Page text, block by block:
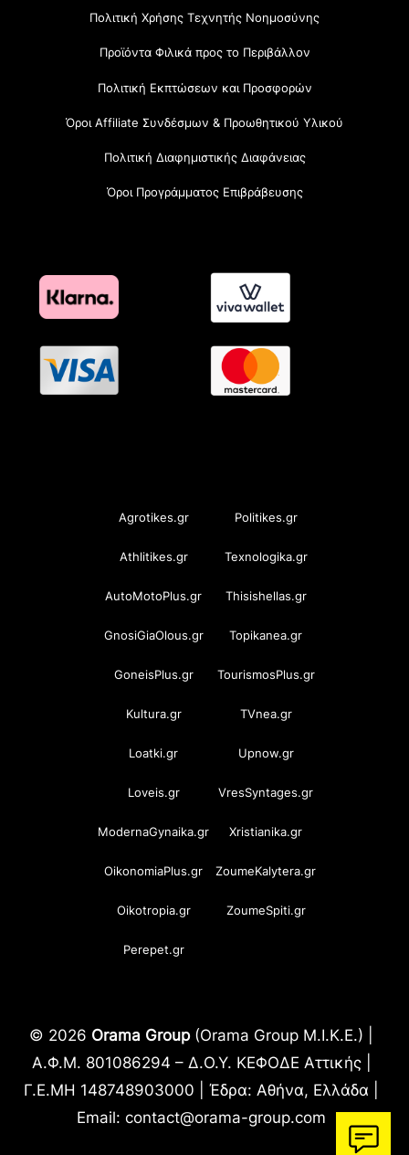
Πολιτική Χρήσης Τεχνητής Νοημοσύνης
Προϊόντα Φιλικά προς το Περιβάλλον
Πολιτική Εκπτώσεων και Προσφορών
Όροι Affiliate Συνδέσμων & Προωθητικού Υλικού
Πολιτική Διαφημιστικής Διαφάνειας
Όροι Προγράμματος Επιβράβευσης
Agrotikes.gr Politikes.gr
Athlitikes.gr Texnologika.gr
AutoMotoPlus.gr Thisishellas.gr
GnosiGiaOlous.gr Topikanea.gr
GoneisPlus.gr TourismosPlus.gr
Kultura.gr TVnea.gr
Loatki.gr Upnow.gr
Loveis.gr VresSyntages.gr
ModernaGynaika.gr Xristianika.gr
OikonomiaPlus.gr ZoumeKalytera.gr
Oikotropia.gr ZoumeSpiti.gr
Perepet.gr
© 2026 Orama Group(Orama Group Μ.Ι.Κ.Ε.) |
Α.Φ.Μ. 801086294 – Δ.Ο.Υ. ΚΕΦΟΔΕ Αττικής |
Γ.Ε.ΜΗ 148748903000 | Έδρα: Αθήνα, Ελλάδα |
Email: contact@orama-group.com